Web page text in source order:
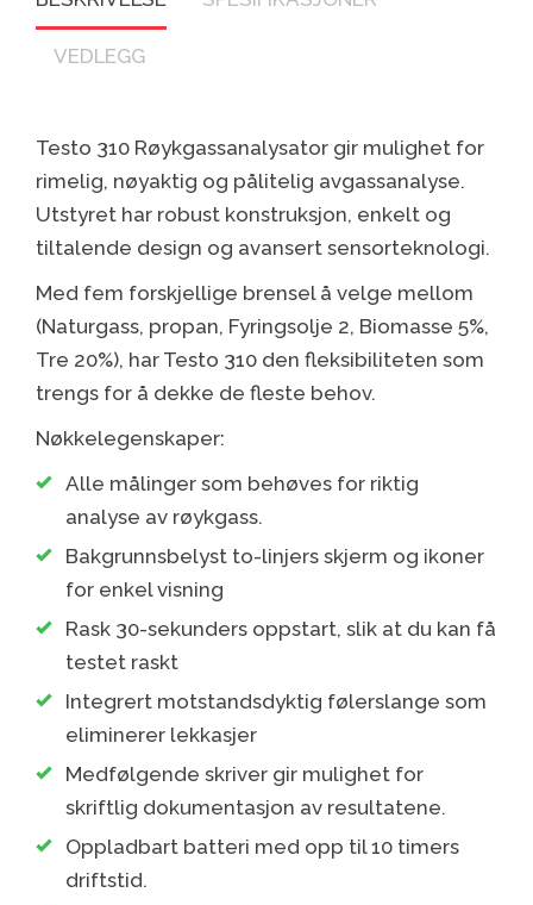
VEDLEGG
Testo 310 Røykgassanalysator gir mulighet for
rimelig, nøyaktig og pålitelig avgassanalyse.
Utstyret har robust konstruksjon, enkelt og
tiltalende design og avansert sensorteknologi.
Med fem forskjellige brensel å velge mellom
(Naturgass, propan, Fyringsolje 2, Biomasse 5%,
Tre 20%), har Testo 310 den fleksibiliteten som
trengs for å dekke de fleste behov.
Nøkkelegenskaper:
Alle målinger som behøves for riktig
analyse av røykgass.
Bakgrunnsbelyst to-linjers skjerm og ikoner
for enkel visning
Rask 30-sekunders oppstart, slik at du kan få
testet raskt
Integrert motstandsdyktig følerslange som
eliminerer lekkasjer
Medfølgende skriver gir mulighet for
skriftlig dokumentasjon av resultatene.
Oppladbart batteri med opp til 10 timers
driftstid.